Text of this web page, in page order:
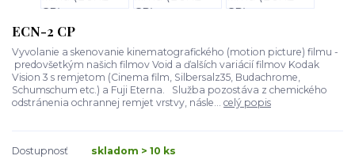
ECN-2 CP
Vyvolanie a skenovanie kinematografického (motion picture) filmu -
predovšetkým našich filmov Void a ďalších variácií filmov Kodak
Vision 3 s remjetom (Cinema film, Silbersalz35, Budachrome,
Schumschum etc.) a Fuji Eterna. Služba pozostáva z chemického
odstránenia ochrannej remjet vrstvy, násle... celý popis
Dostupnosť
skladom > 10 ks